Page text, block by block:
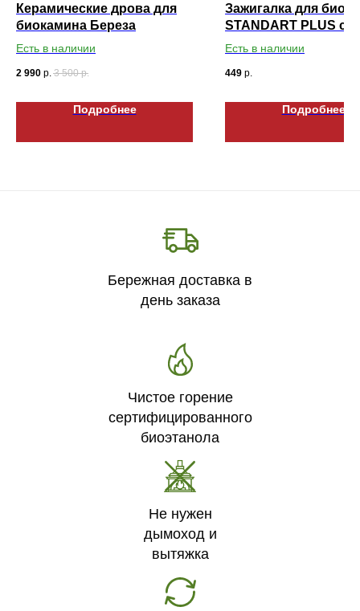
Керамические дрова для
биокамина Береза
Есть в наличии
2 990 р. 3 500 р.
Подробнее
Зажигалка для
STANDART PLUS с
носиком
Есть в наличии
449 р.
Подробнее
Бережная доставка в
день заказа
Чистое горение
сертифицированного
биоэтанола
Не нужен
дымоход и
вытяжка